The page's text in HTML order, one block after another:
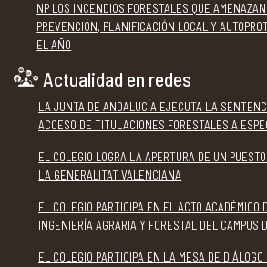
NP LOS INCENDIOS FORESTALES QUE
PREVENCIÓN, PLANIFICACIÓN LOCAL Y
EL AÑO
Actualidad en redes
LA JUNTA DE ANDALUCÍA EJECUTA LA
ACCESO DE TITULACIONES FORESTALES A
EL COLEGIO LOGRA LA APERTURA DE UN
LA GENERALITAT VALENCIANA
EL COLEGIO PARTICIPA EN EL ACTO ACADÉMICO
INGENIERÍA AGRARIA Y FORESTAL DEL CAMPUS
EL COLEGIO PARTICIPA EN LA MESA DE DIÁLOGO